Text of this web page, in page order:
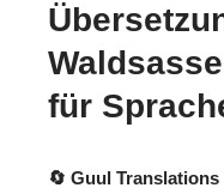
für
🔄 Guul Translations